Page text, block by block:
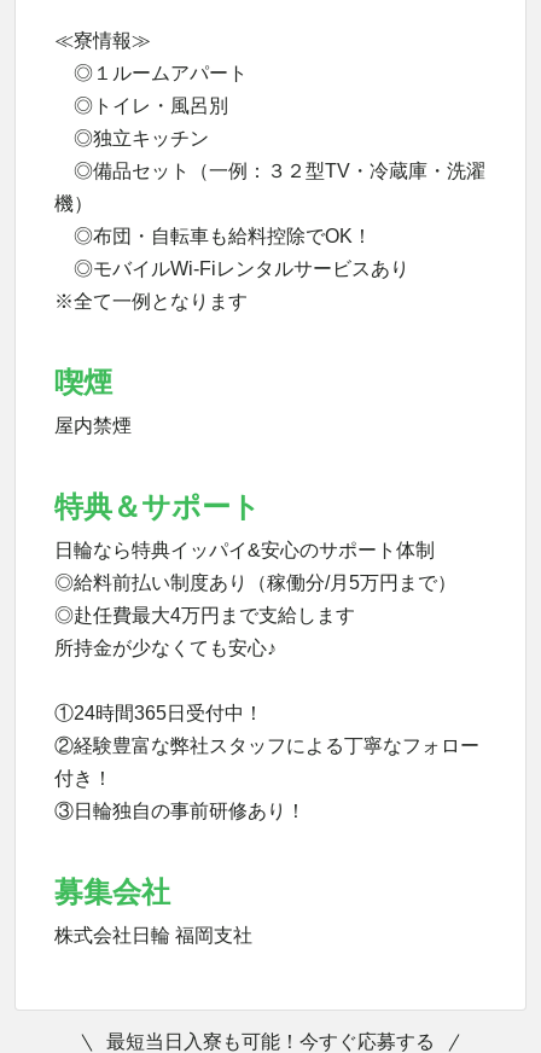
≪寮情報≫
◎１ルームアパート
◎トイレ・風呂別
◎独立キッチン
◎備品セット（一例：３２型TV・冷蔵庫・洗濯
機）
◎布団・自転車も給料控除でOK！
◎モバイルWi-Fiレンタルサービスあり
※全て一例となります
喫煙
屋内禁煙
特典＆サポート
日輪なら特典イッパイ&安心のサポート体制
◎給料前払い制度あり（稼働分/月5万円まで）
◎赴任費最大4万円まで支給します
所持金が少なくても安心♪
①24時間365日受付中！
②経験豊富な弊社スタッフによる丁寧なフォロー
付き！
③日輪独自の事前研修あり！
募集会社
株式会社日輪 福岡支社
最短当日入寮も可能！今すぐ応募する